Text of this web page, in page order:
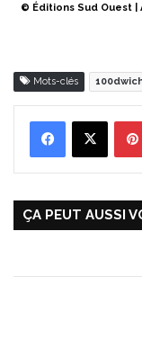
© Éditions Sud Ouest
Mots-clés
ÇA PEUT AUSSI